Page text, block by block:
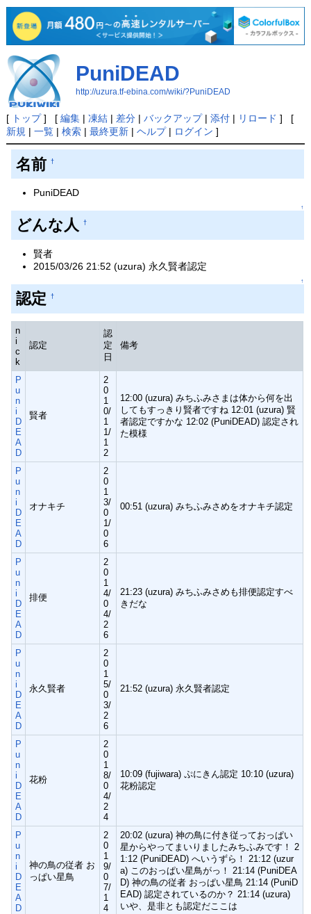
PuniDEAD
http://uzura.tf-ebina.com/wiki/?PuniDEAD
[ トップ] [ 編集| 凍結| 差分| バックアップ| 添付| リロード ] [
新規 | 一覧| 検索| 最終更新| ヘルプ| ログイン ]
名前 †
PuniDEAD
↑
どんな人 †
賢者
2015/03/26 21:52 (uzura) 永久賢者認定
↑
認定 †
n
i
c
k
認定
認
定
日
備考
P
u
n
i
D
E
A
D
賢者
2
0
1
0/
1
1/
1
2
12:00 (uzura) みちふみさまは体から何を出
してもすっきり賢者ですね 12:01 (uzura) 賢
者認定ですかな 12:02 (PuniDEAD) 認定され
た模様
P
u
n
i
D
E
A
D
オナキチ
2
0
1
3/
0
1/
0
6
00:51 (uzura) みちふみさめをオナキチ認定
P
u
n
i
D
E
A
D
排便
2
0
1
4/
0
4/
2
6
21:23 (uzura) みちふみさめも排便認定すべ
きだな
P
u
n
i
D
E
A
D
永久賢者
2
0
1
5/
0
3/
2
6
21:52 (uzura) 永久賢者認定
P
u
n
i
D
E
A
D
花粉
2
0
1
8/
0
4/
2
4
10:09 (fujiwara) ぷにきん認定 10:10 (uzura)
花粉認定
P
u
n
i
D
E
A
D
神の鳥の従者 お
っぱい星鳥
2
0
1
9/
0
7/
1
4
20:02 (uzura) 神の鳥に付き従っておっぱい
星からやってまいりましたみちふみです！ 2
1:12 (PuniDEAD) へいうずら！ 21:12 (uzur
a) このおっぱい星鳥がっ！ 21:14 (PuniDEA
D) 神の鳥の従者 おっぱい星鳥 21:14 (PuniD
EAD) 認定されているのか？ 21:14 (uzura)
いや、是非とも認定だここは